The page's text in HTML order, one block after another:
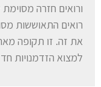
ורואים חזרה
רואים התאוששות
את זה. זו תקופה
למצוא הזדמנויות